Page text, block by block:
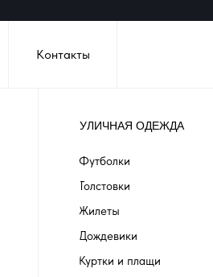
Контакты
УЛИЧНАЯ ОДЕЖДА
Футболки
Толстовки
Жилеты
Дождевики
Куртки и плащи